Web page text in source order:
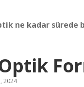
ne kadar sürede
2024